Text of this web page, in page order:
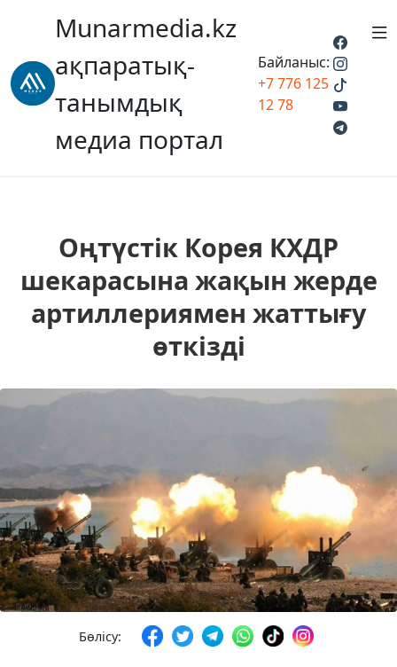
Munarmedia.kz
ақпаратық-
танымдық
медиа портал
Байланыс:
+7 776 125
12 78
Оңтүстік Корея КХДР
шекарасына жақын жерде
артиллериямен жаттығу
өткізді
Бөлісу: